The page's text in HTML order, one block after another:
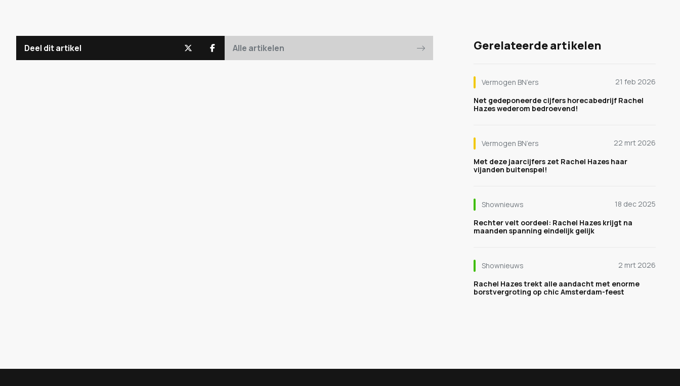
Deel dit artikel Alle artikelen Gerelateerde artikelen
Vermogen BN’ers
21 feb 2026
Net gedeponeerde cijfers horecabedrijf Rachel
Hazes wederom bedroevend!
Vermogen BN’ers
22 mrt 2026
Met deze jaarcijfers zet Rachel Hazes haar
vijanden buitenspel!
Shownieuws
18 dec 2025
Rechter velt oordeel: Rachel Hazes krijgt na
maanden spanning eindelijk gelijk
Shownieuws
2 mrt 2026
Rachel Hazes trekt alle aandacht met enorme
borstvergroting op chic Amsterdam-feest